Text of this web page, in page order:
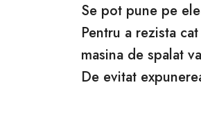
Se pot pune pe
Pentru a rezista
masina de spalat
De evitat